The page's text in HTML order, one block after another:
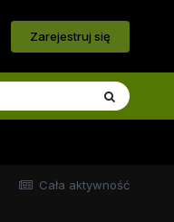
Zarejestruj się
Cała aktywność